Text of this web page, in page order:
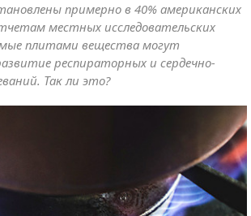
примерно в 40% американских
местных исследовательских
плитами вещества могут
респираторных и сердечно-
Так ли это?